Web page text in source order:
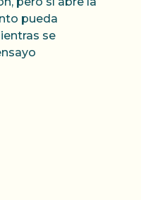
pueda
se